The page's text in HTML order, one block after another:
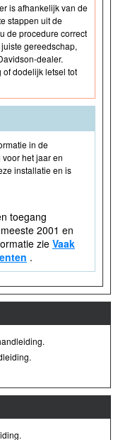
is afhankelijk van de
stappen uit de
de procedure correct
gereedschap,
dealer.
of dodelijk letsel tot
in de
het jaar en
installatie en is
toegang
2001 en
zie Vaak
.